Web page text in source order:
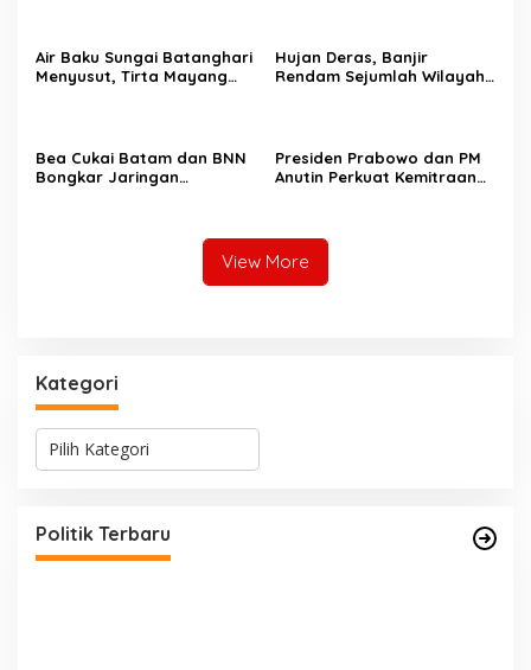
Air Baku Sungai Batanghari
Menyusut, Tirta Mayang
Hujan Deras, Banjir
Rendam Sejumlah Wilayah
Bea Cukai Batam dan BNN
Bongkar Jaringan
Presiden Prabowo dan PM
Anutin Perkuat Kemitraan
View More
Kategori
K
g
o
r
Politik Terbaru
Di Bungo, Politik, Provinsi Jambi